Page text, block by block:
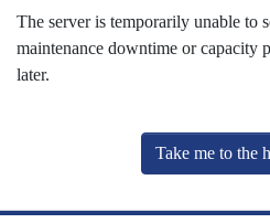
The server is temporarily unable to
maintenance downtime or capacity
later.
Take me to the